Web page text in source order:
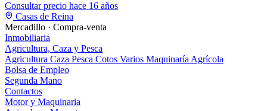
Consultar precio hace 16 años
Casas de Reina
Mercadillo · Compra-venta
Inmobiliaria
Agricultura, Caza y Pesca
Agricultura Caza Pesca Cotos Varios Maquinaría Agrícola
Bolsa de Empleo
Segunda Mano
Contactos
Motor y Maquinaria